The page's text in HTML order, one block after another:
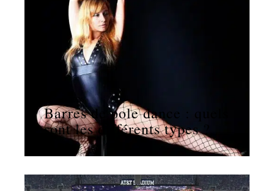
Barres de pole dance : quels
sont les différents types ?